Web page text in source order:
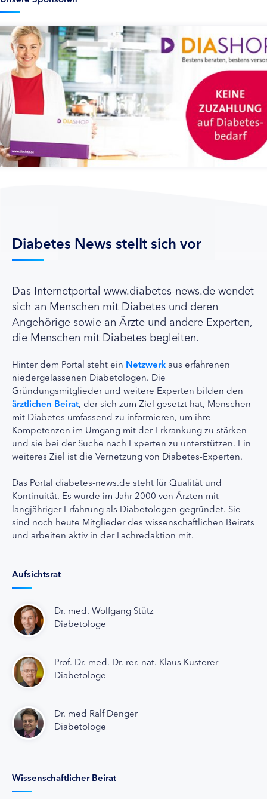
Diabetes News stellt sich vor
Das Internetportal www.diabetes-news.de wendet
sich an Menschen mit Diabetes und deren
Angehörige sowie an Ärzte und andere Experten,
die Menschen mit Diabetes begleiten.
Hinter dem Portal steht ein Netzwerk aus erfahrenen
niedergelassenen Diabetologen. Die
Gründungsmitglieder und weitere Experten bilden den
ärztlichen Beirat, der sich zum Ziel gesetzt hat, Menschen
mit Diabetes umfassend zu informieren, um ihre
Kompetenzen im Umgang mit der Erkrankung zu stärken
und sie bei der Suche nach Experten zu unterstützen. Ein
weiteres Ziel ist die Vernetzung von Diabetes-Experten.
Das Portal diabetes-news.de steht für Qualität und
Kontinuität. Es wurde im Jahr 2000 von Ärzten mit
langjähriger Erfahrung als Diabetologen gegründet. Sie
sind noch heute Mitglieder des wissenschaftlichen Beirats
und arbeiten aktiv in der Fachredaktion mit.
Aufsichtsrat
Dr. med. Wolfgang Stütz
Diabetologe
Prof. Dr. med. Dr. rer. nat. Klaus Kusterer
Diabetologe
Dr. med Ralf Denger
Diabetologe
Wissenschaftlicher Beirat